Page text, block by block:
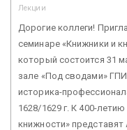
Лекции
Дорогие коллеги!
семинаре «Книжники и
который состоится 31
зале «Под сводами»
историка-
1628/1629 г. К 400-
книжности»